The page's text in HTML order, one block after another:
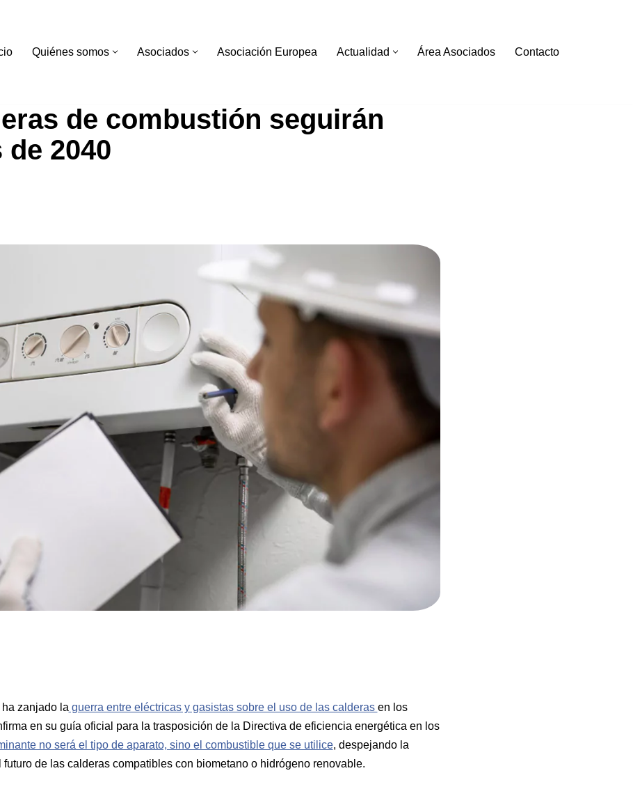
Quiénes somos Asociados Asociación Europea Actualidad Área Asociados Contacto
de combustión seguirán
2040
zanjado la guerra entre eléctricas y gasistas sobre el uso de las calderas en los
en su guía oficial para la trasposición de la Directiva de eficiencia energética en los
no será el tipo de aparato, sino el combustible que se utilice, despejando la
futuro de las calderas compatibles con biometano o hidrógeno renovable.